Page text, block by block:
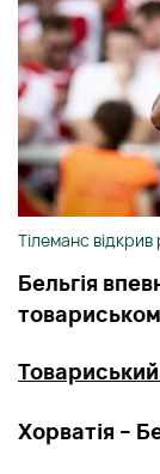
Тілеманс
Бельгія
Хорватія –